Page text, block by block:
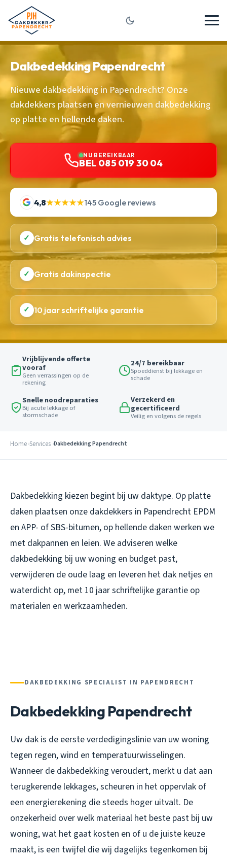
Dakbedekking Papendrecht
Nieuwe dakbedekking in Papendrecht? Onze
dakdekkers plaatsen en vernieuwen dakbedekking
op platte en hellende daken.
NU BEREIKBAAR
BEL 085 019 30 04
4,8★★★★★145 Google reviews
✓ Gratis telefonisch advies
✓ Gratis dakinspectie
✓ 10 jaar schriftelijke garantie
Vrijblijvende offerte
vooraf
Geen verrassingen op de
rekening
24/7 bereikbaar
Spoeddienst bij lekkage en
schade
Snelle noodreparaties
Bij acute lekkage of
stormschade
Verzekerd en
gecertificeerd
Veilig en volgens de regels
Home Services Dakbedekking Papendrecht
Dakbedekking kiezen begint bij uw daktype. Op platte
daken plaatsen onze dakdekkers in Papendrecht EPDM
en APP- of SBS-bitumen, op hellende daken werken we
met dakpannen en leien. We adviseren welke
dakbedekking bij uw woning en budget past,
verwijderen de oude laag en leveren het dak netjes en
waterdicht op, met 10 jaar schriftelijke garantie op
materialen en werkzaamheden.
DAKBEDEKKING SPECIALIST IN PAPENDRECHT
Dakbedekking Papendrecht
Uw dak is de eerste verdedigingslinie van uw woning
tegen regen, wind en temperatuurwisselingen.
Wanneer de dakbedekking veroudert, merkt u dat aan
terugkerende lekkages, scheuren in het oppervlak of
een energierekening die steeds hoger uitvalt. De
onzekerheid over welk materiaal het beste past bij uw
woning, wat het gaat kosten en of u de juiste keuze
maakt, is een twijfel die wij dagelijks tegenkomen bij